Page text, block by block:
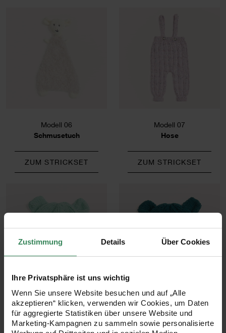
Zustimmung Details Über Cookies
Ihre Privatsphäre ist uns wichtig
Wenn Sie unsere Website besuchen und auf „Alle
akzeptieren“ klicken, verwenden wir Cookies, um Daten
für aggregierte Statistiken über unsere Website und
Marketing-Kampagnen zu sammeln sowie personalisierte
Modell 06
Schmusetuch
ZUM STRICKSET
Modell 07
Hose
ZUM STRICKSET
Modell 08
Müzte
Modell 08
Mütze